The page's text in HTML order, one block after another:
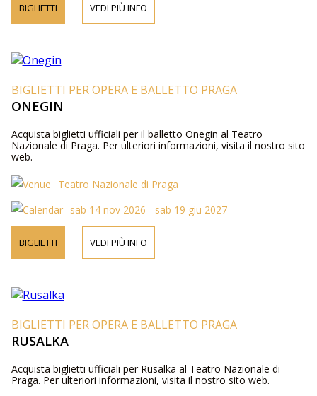
BIGLIETTI VEDI PIÙ INFO
BIGLIETTI PER OPERA E BALLETTO PRAGA
ONEGIN
Acquista biglietti ufficiali per il balletto Onegin al Teatro
Nazionale di Praga. Per ulteriori informazioni, visita il nostro sito
web.
Teatro Nazionale di Praga
sab 14 nov 2026 - sab 19 giu 2027
BIGLIETTI VEDI PIÙ INFO
BIGLIETTI PER OPERA E BALLETTO PRAGA
RUSALKA
Acquista biglietti ufficiali per Rusalka al Teatro Nazionale di
Praga. Per ulteriori informazioni, visita il nostro sito web.